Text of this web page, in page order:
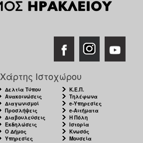
Χάρτης Ιστοχώρου
Δελτία Τύπου
Ανακοινώσεις
Διαγωνισμοί
Προσλήψεις
Διαβουλεύσεις
Εκδηλώσεις
Ο Δήμος
Υπηρεσίες
Κ.Ε.Π.
Τηλέφωνα
e-Υπηρεσίες
e-Αιτήματα
Η Πόλη
Ιστορία
Κνωσός
Μουσεία